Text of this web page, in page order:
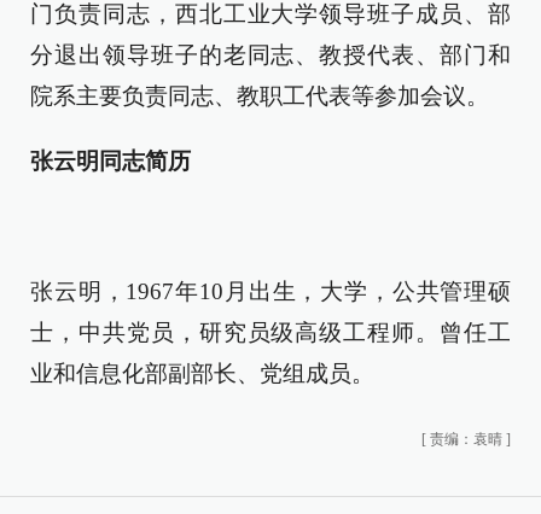
门负责同志，西北工业大学领导班子成员、部
分退出领导班子的老同志、教授代表、部门和
院系主要负责同志、教职工代表等参加会议。
张云明同志简历
张云明，1967年10月出生，大学，公共管理硕
士，中共党员，研究员级高级工程师。曾任工
业和信息化部副部长、党组成员。
[ 责编：袁晴 ]